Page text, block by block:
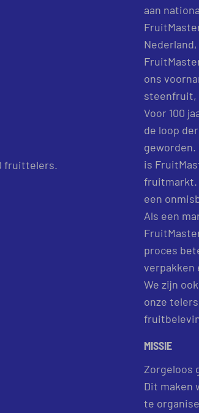
fruittelers.
aan
ons
steenfruit,
Voor 100
de loop
is
fruitmarkt.
een
Als een
proces
verpakken
We zijn
onze
MISSIE
Zorgeloos
Dit maken
te